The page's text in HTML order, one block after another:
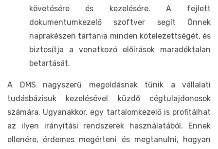
követésére és kezelésére. A fejlett
dokumentumkezelő szoftver segít Önnek
naprakészen tartania minden kötelezettségét, és
biztosítja a vonatkozó előírások maradéktalan
betartását.
A DMS nagyszerű megoldásnak tűnik a vállalati
tudásbázisuk kezelésével küzdő cégtulajdonosok
számára. Ugyanakkor, egy tartalomkezelő is profitálhat
az ilyen irányítási rendszerek használatából. Ennek
ellenére, érdemes megérteni és megtanulni, hogyan